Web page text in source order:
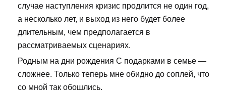
случае наступления кризис продлится не один год,
а несколько лет, и выход из него будет более
длительным, чем предполагается в
рассматриваемых сценариях.
Родным на дни рождения С подарками в семье —
сложнее. Только теперь мне обидно до соплей, что
со мной так обошлись.